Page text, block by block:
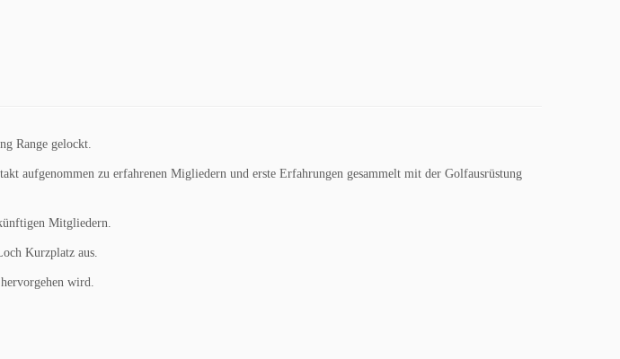
Range gelockt.
aufgenommen zu erfahrenen Migliedern und erste Erfahrungen gesammelt mit der Golfausrüstung
Mitgliedern.
Kurzplatz aus.
wird.